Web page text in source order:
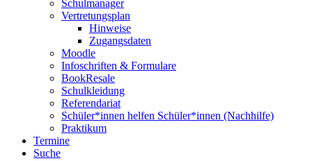
Schulmanager
Vertretungsplan
Hinweise
Zugangsdaten
Moodle
Infoschriften & Formulare
BookResale
Schulkleidung
Referendariat
Schüler*innen helfen Schüler*innen (Nachhilfe)
Praktikum
Termine
Suche